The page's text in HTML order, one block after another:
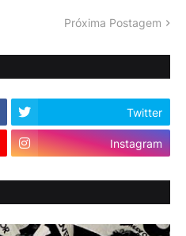
Próxima Postagem
Twitter
Instagram